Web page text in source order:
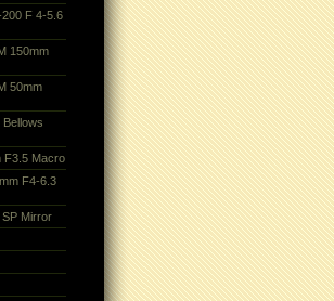
F 4-5.6
150mm
50mm
Bellows
F3.5 Macro
F4-6.3
Mirror